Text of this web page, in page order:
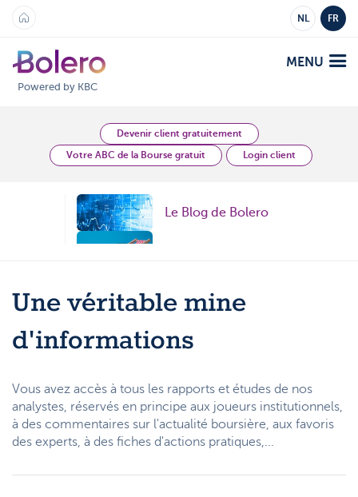
NL FR
Powered by KBC
MENU
Analyses et Vision
Produits
Produits
Plateformes
Tarifs
Documents
Devenir client gratuitement
Votre ABC de la Bourse gratuit
Login client
Le Blog de Bolero
Le monde des ETF
Nos analystes
Une véritable mine
d'informations
Vous avez accès à tous les rapports et études de nos
analystes, réservés en principe aux joueurs institutionnels,
à des commentaires sur l'actualité boursière, aux favoris
des experts, à des fiches d'actions pratiques,...